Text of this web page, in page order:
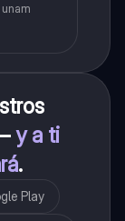
y a ti
.
Play